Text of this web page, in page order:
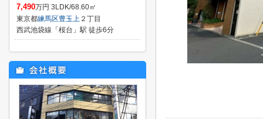
7,490万円 3LDK/68.60㎡
東京都練馬区豊玉上 ２丁目
西武池袋線「桜台」駅 徒歩6分